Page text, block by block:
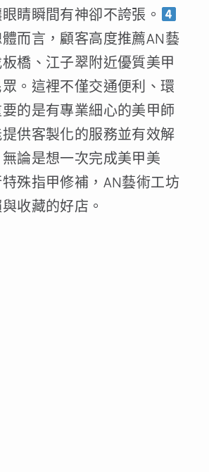
睛瞬間有神卻不誇張。
而言，顧客高度推薦AN藝
橋、江子翠附近優質美甲
。這裡不僅交通便利、環
的是有專業細心的美甲師
供客製化的服務並有效解
論是想一次完成美甲美
殊指甲修補，AN藝術工坊
收藏的好店。